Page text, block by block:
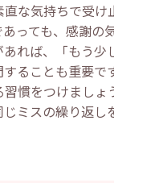
な気持ちで受け止める
っても、感謝の気持ち
れば、「もう少し詳し
ることも重要です。ま
慣をつけましょう。記
ミスの繰り返しを防げ